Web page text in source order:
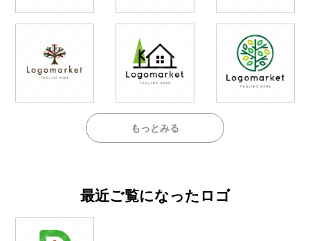
もっとみる
最近ご覧になったロゴ